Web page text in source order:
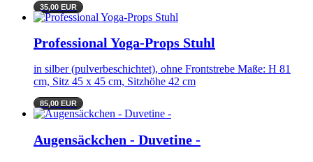
35,00 EUR
Professional Yoga-Props Stuhl
in silber (pulverbeschichtet), ohne Frontstrebe Maße: H 81
cm, Sitz 45 x 45 cm, Sitzhöhe 42 cm
85,00 EUR
Augensäckchen - Duvetine -